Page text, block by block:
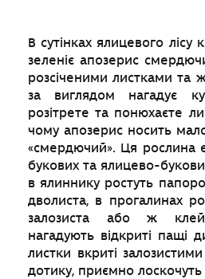
В сутінках ялицевого лісу
зеленіє апозерис
розсіченими листками та
за виглядом нагадує
розітрете та понюхаєте
чому апозерис носить
«смердючий». Ця рослина
букових та ялицево-
в ялиннику ростуть
дволиста, в прогалинах
залозиста або ж
нагадують відкриті пащі
листки вкриті
дотику, приємно лоскочуть